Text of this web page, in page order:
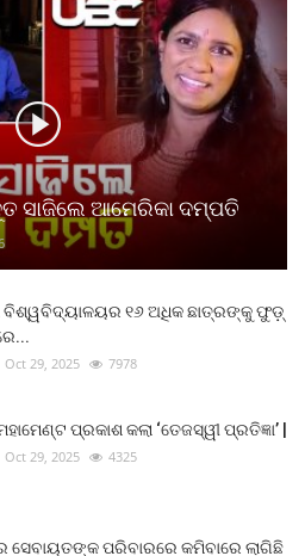
ସାଜିଲେ ଆମେରିକା ଦମ୍ପତି
ବିଶ୍ୱବିଦ୍ୟାଳୟର ୧୬ ଅଧିକ ଛାତ୍ରଙ୍କୁ ଫୁଡ଼୍
Oct 29, 2025 7978
ପ୍ରକାଶ କଲା ‘ତେଜସ୍ୱୀ ପ୍ରତିଜ୍ଞା’ |
Oct 29, 2025 4325
ସେବାୟତଙ୍କ ପରିବାରରେ କମିବାରେ ଲାଗିଛି